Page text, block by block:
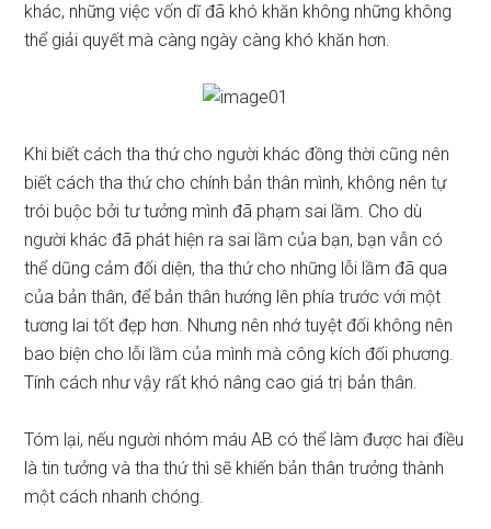
khác, những việc vốn dĩ đã khó khăn không những không
thể giải quyết mà càng ngày càng khó khăn hơn.
Khi biết cách tha thứ cho người khác đồng thời cũng nên
biết cách tha thứ cho chính bản thân mình, không nên tự
trói buộc bởi tư tưởng mình đã phạm sai lầm. Cho dù
người khác đã phát hiện ra sai lầm của bạn, bạn vẫn có
thể dũng cảm đối diện, tha thứ cho những lỗi lầm đã qua
của bản thân, để bản thân hướng lên phía trước với một
tương lai tốt đẹp hơn. Nhưng nên nhớ tuyệt đối không nên
bao biện cho lỗi lầm của mình mà công kích đối phương.
Tính cách như vậy rất khó nâng cao giá trị bản thân.
Tóm lại, nếu người nhóm máu AB có thể làm được hai điều
là tin tưởng và tha thứ thì sẽ khiến bản thân trưởng thành
một cách nhanh chóng.